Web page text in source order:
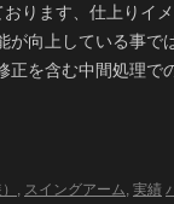
ります、仕上りイ
向上している事で
を含む中間処理で
, スイングアーム, 実績